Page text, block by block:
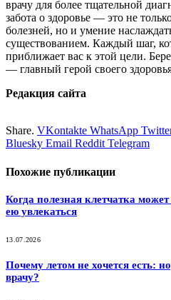
врачу для более тщательной
забота о здоровье — это не
болезней, но и умение
существованием. Каждый шаг,
приближает вас к этой цели.
— главный герой своего
Редакция сайта
Share. VKontakte WhatsApp
Bluesky Email ‏Reddit Telegram
Похожие публикации
Когда полезная клетчатка
ею увлекаться
13.07.2026
Почему летом не хочется есть:
врачу?